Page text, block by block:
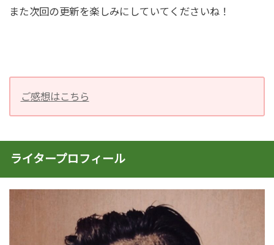
また次回の更新を楽しみにしていてくださいね！
ご感想はこちら
ライタープロフィール